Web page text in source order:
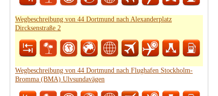
Wegbeschreibung von 44 Dortmund nach Alexanderplatz
Dircksenstraße 2
Wegbeschreibung von 44 Dortmund nach Flughafen Stockholm-
Bromma (BMA) Ulvsundavägen